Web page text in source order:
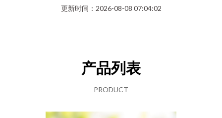
更新时间：2026-08-08 07:04:02
产品列表
PRODUCT